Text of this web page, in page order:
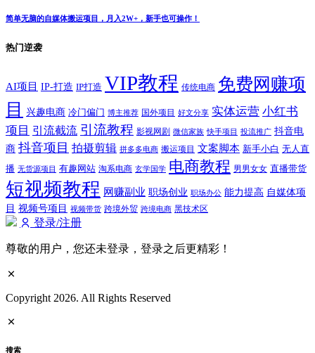
简单无脑的自媒体搬运项目，月入2W+，新手也可操作！
热门逆袭
AI项目 IP-打造 IP打造 VIP教程 传统电商 免费网赚项
目
兴趣电商 冷门偏门 博主推荐 国外项目 好文分享 实体运营 小红书
项目 引流截流 引流教程 影视网剧 微信家族 快手项目 投流推广 抖音电
商 抖音项目 拍摄剪辑 拼多多电商 搬运项目 文案脚本 新手小白 无人直
播 无货源项目 有趣网站 淘系电商 玄学国学 电商教程 男男女女 直播带货
短视频教程 网赚副业 职场创业 职场办公 能力提高 自媒体项
目 视频号项目 视频带货 跨境外贸 跨境电商 黑技术区
登录/注册
尊敬的用户，您还未登录，登录之后更精彩！
Copyright 2026. All Rights Reserved
搜索